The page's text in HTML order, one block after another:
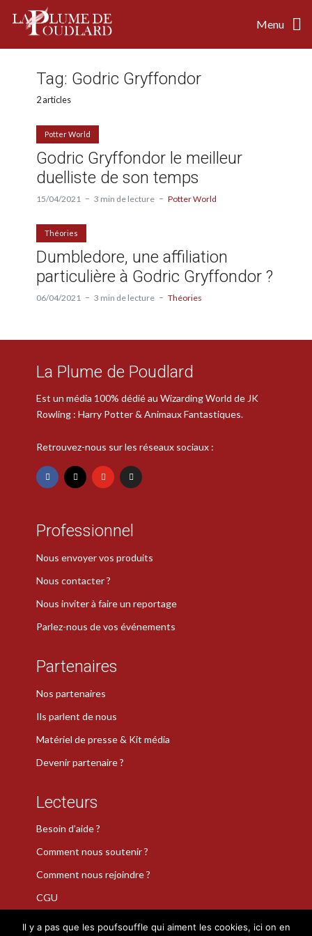
Menu
Tag: Godric Gryffondor
2 articles
Potter World
Godric Gryffondor le meilleur
duelliste de son temps
15/04/2021 3 min de lecture Potter World
Théories
Dumbledore, une affiliation
particulière à Godric Gryffondor ?
06/04/2021 3 min de lecture Théories
La Plume de Poudlard
Est un média 100% dédié au Wizarding World de JK
Rowling : Harry Potter & Animaux Fantastiques.
Retrouvez-nous sur les réseaux sociaux :
Professionnel
Nous envoyer vos produits
Nous contacter ?
Nous inviter à faire un reportage
Parlez-nous de vos événements
Partenaires
Nos partenaires
Ils parlent de nous
Matériel de presse & Kit média
Devenir partenaire ?
Lecteurs
Besoin d’aide ?
Comment nous soutenir ?
Comment nous rejoindre ?
CGU
Il y a pas que les poufsouffle qui aiment les cookies, ici on en